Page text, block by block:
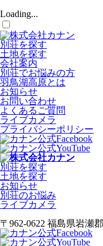
Loading...
別荘を探す
土地を探す
会社案内
別荘でお悩みの方
羽鳥湖高原とは
お知らせ
お問い合わせ
よくあるご質問
ライブカメラ
プライバシーポリシー
別荘を探す
土地を探す
お知らせ
別荘のお悩み
ライブカメラ
〒962-0622 福島県岩瀬